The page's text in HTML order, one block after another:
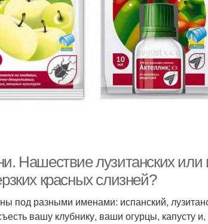
Нашествие лузитанских или
красных слизней?
под разными именами: испанский,
вашу клубнику, ваши огурцы, капусту